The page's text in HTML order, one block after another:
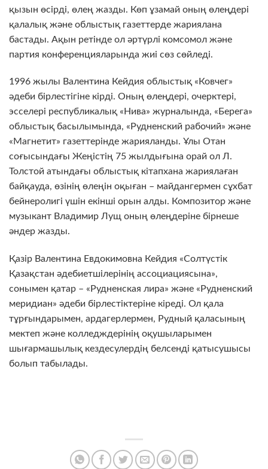
қызын өсірді, өлең жазды. Көп ұзамай оның өлеңдері
қалалық және облыстық газеттерде жариялана
бастады. Ақын ретінде ол әртүрлі комсомол және
партия конференцияларында жиі сөз сөйледі.
1996 жылы Валентина Кейдия облыстық «Ковчег»
әдеби бірлестігіне кірді. Оның өлеңдері, очерктері,
эсселері республикалық «Нива» журналында, «Берега»
облыстық басылымында, «Рудненский рабочий» және
«Магнетит» газеттерінде жарияланды. Ұлы Отан
соғысындағы Жеңістің 75 жылдығына орай ол Л.
Толстой атындағы облыстық кітапхана жариялаған
байқауда, өзінің өлеңін оқыған – майдангермен сұхбат
бейнеролигі үшін екінші орын алды. Композитор және
музыкант Владимир Лущ оның өлеңдеріне бірнеше
әндер жазды.
Қазір Валентина Евдокимовна Кейдия «Солтүстік
Қазақстан әдебиетшілерінің ассоциациясына»,
сонымен қатар – «Рудненская лира» және «Рудненский
меридиан» әдеби бірлестіктеріне кіреді. Ол қала
тұрғындарымен, ардагерлермен, Рудный қаласының
мектеп және колледждерінің оқушыларымен
шығармашылық кездесулердің белсенді қатысушысы
болып табылады.